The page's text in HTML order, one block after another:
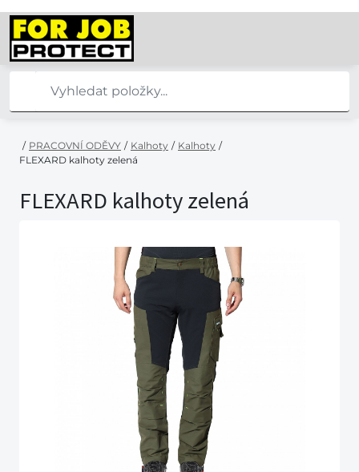
/ PRACOVNÍ ODĚVY / Kalhoty / Kalhoty /
FLEXARD kalhoty zelená
FLEXARD kalhoty zelená